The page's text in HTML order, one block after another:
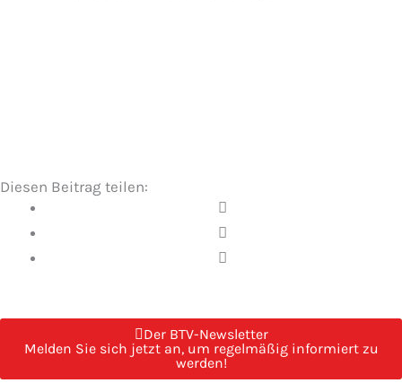
Diesen Beitrag teilen:
Der BTV-Newsletter
Melden Sie sich jetzt an, um regelmäßig informiert zu
werden!